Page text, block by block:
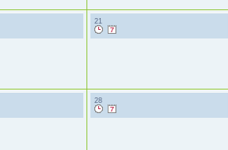
21
28